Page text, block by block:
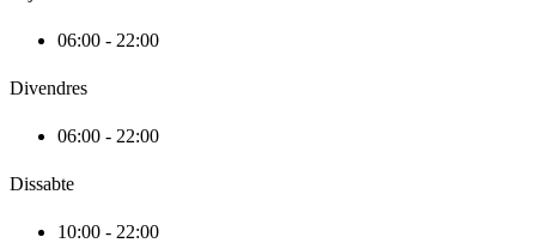
06:00 - 22:00
Divendres
06:00 - 22:00
Dissabte
10:00 - 22:00